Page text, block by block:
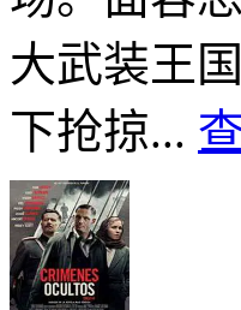
大武装王
下抢掠...